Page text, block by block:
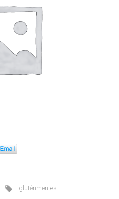
gluténmentes